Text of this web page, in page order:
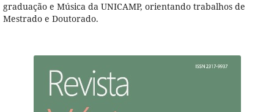
graduação e Música da UNICAMP, orientando trabalhos de
Mestrado e Doutorado.